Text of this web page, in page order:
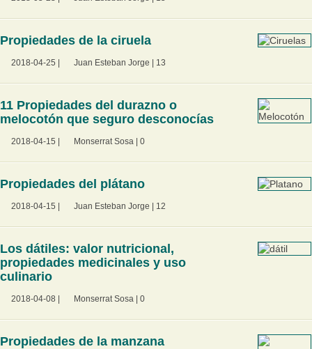
Propiedades de la ciruela
2018-04-25 Juan Esteban Jorge 13
11 Propiedades del durazno o
melocotón que seguro desconocías
2018-04-15 Monserrat Sosa 0
Propiedades del plátano
2018-04-15 Juan Esteban Jorge 12
Los dátiles: valor nutricional,
propiedades medicinales y uso
culinario
2018-04-08 Monserrat Sosa 0
Propiedades de la manzana